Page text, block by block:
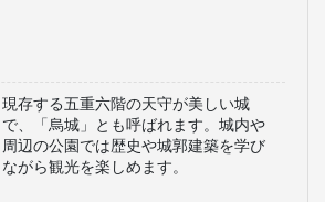
現存する五重六階の天守が美しい城
で、「烏城」とも呼ばれます。城内や
周辺の公園では歴史や城郭建築を学び
ながら観光を楽しめます。